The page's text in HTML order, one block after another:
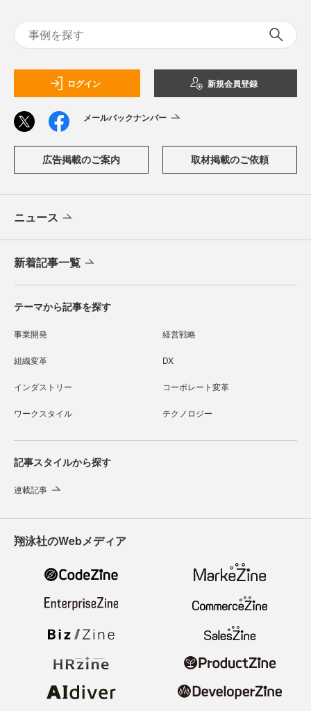
ログイン 新規会員登録
メールバックナンバー
広告掲載のご案内 取材掲載のご依頼
ニュース
新着記事一覧
テーマから記事を探す
事業開発 経営戦略
組織変革 DX
インダストリー コーポレート変革
ワークスタイル テクノロジー
記事スタイルから探す
連載記事
翔泳社のWebメディア